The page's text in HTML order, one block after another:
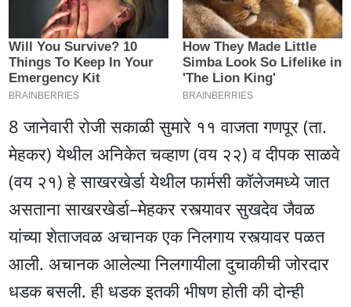
8 जानेवारी रोजी सकाळी सुमारे ११ वाजता गणपूर (ता.
मेहकर) येथील अनिकेत चव्हाण (वय २२) व दीपक साळवे
(वय २१) हे साखरखेर्डा येथील फार्मसी कॉलेजमध्ये जात
असताना साखरखेर्डा–मेहकर रस्त्यावर सुखदेव जैवळ
यांच्या शेताजवळ अचानक एक निलगाय रस्त्यावर पळत
आली. अचानक आलेल्या निलगायीला दुचाकीची जोरदार
धडक बसली. ही धडक इतकी भीषण होती की दोन्ही